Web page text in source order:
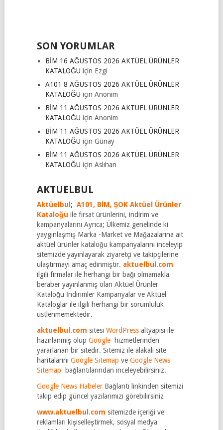
SON YORUMLAR
BİM 16 AĞUSTOS 2026 AKTÜEL ÜRÜNLER
KATALOĞU için Ezgi
A101 8 AĞUSTOS 2026 AKTÜEL ÜRÜNLER
KATALOĞU için Anonim
BİM 11 AĞUSTOS 2026 AKTÜEL ÜRÜNLER
KATALOĞU için Anonim
BİM 11 AĞUSTOS 2026 AKTÜEL ÜRÜNLER
KATALOĞU için Günay
BİM 11 AĞUSTOS 2026 AKTÜEL ÜRÜNLER
KATALOĞU için Aslıhan
AKTUELBUL
Aktüelbul ; A101, BİM, ŞOK Aktüel Ürünler
Kataloğu ile fırsat ürünlerini, indirim ve
kampanyalarını Ayrıca; Ülkemiz genelinde ki
yaygınlaşmış Marka -Market ve Mağazalarına ait
aktüel ürünler kataloğu kampanyalarını inceleyip
sitemizde yayınlayarak ziyaretçi ve takipçilerine
ulaştırmayı amaç edinmiştir. aktuelbul.com
ilgili firmalar ile herhangi bir bağı olmamakla
beraber yayınlanmış olan Aktüel Ürünler
Kataloğu İndirimler Kampanyalar ve Aktüel
Kataloglar ile ilgili herhangi bir sorumluluk
üstlenmemektedir.
aktuelbul.com sitesi WordPressaltyapısı ile
hazırlanmış olup Googlehizmetlerinden
yararlanan bir sitedir. Sitemiz ile alakalı site
haritalarını Google Sitemap ve Google News
Sitemap
bağlantılarından inceleyebilirsiniz.
Google News Habeler Bağlantı linkinden sitemizi
takip edip güncel yazılarımızı görebilirsiniz
www.aktuelbul.com sitemizde içeriği ve
reklamları kişiselleştirmek, sosyal medya